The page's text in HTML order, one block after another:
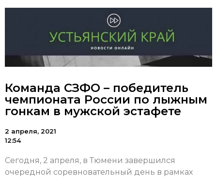
Команда СЗФО – победитель
чемпионата России по лыжным
гонкам в мужской эстафете
2 апреля, 2021
12:54
Сегодня, 2 апреля, в Тюмени завершился
очередной соревновательный день в рамках